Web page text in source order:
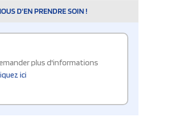
D'EN PRENDRE SOIN !
plus d'informations
ici